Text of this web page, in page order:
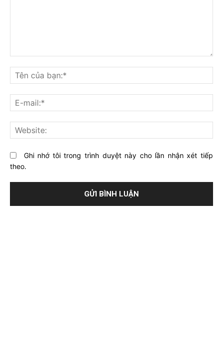
nghĩ
gì
về
bài
viết
này?
Ghi nhớ tôi trong trình duyệt này cho lần nhận xét tiếp
theo.